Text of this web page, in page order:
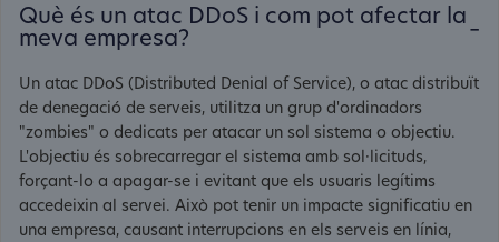
Què és un atac DDoS i com pot afectar la
meva empresa?
Un atac DDoS (Distributed Denial of Service), o atac distribuït
de denegació de serveis, utilitza un grup d'ordinadors
"zombies" o dedicats per atacar un sol sistema o objectiu.
L'objectiu és sobrecarregar el sistema amb sol·licituds,
forçant-lo a apagar-se i evitant que els usuaris legítims
accedeixin al servei. Això pot tenir un impacte significatiu en
una empresa, causant interrupcions en els serveis en línia,